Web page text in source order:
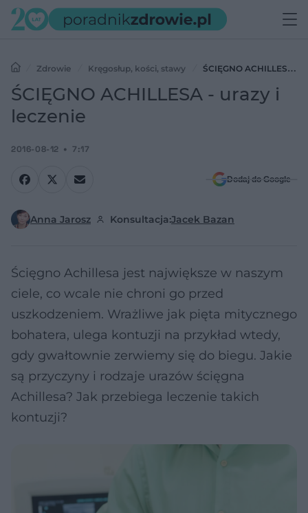
Zdrowie Kręgosłup, kości, stawy
ŚCIĘGNO ACHILLESA -
urazy i leczenie
ŚCIĘGNO ACHILLESA - urazy i
leczenie
2016-08-12 7:17
Dodaj do Google
Anna Jarosz Konsultacja:Jacek Bazan
Ścięgno Achillesa jest największe w naszym
ciele, co wcale nie chroni go przed
uszkodzeniem. Wrażliwe jak pięta mitycznego
bohatera, ulega kontuzji na przykład wtedy,
gdy gwałtownie zerwiemy się do biegu. Jakie
są przyczyny i rodzaje urazów ścięgna
Achillesa? Jak przebiega leczenie takich
kontuzji?